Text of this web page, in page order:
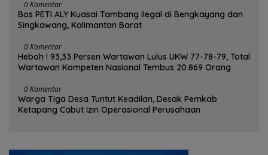
0 Komentar
Bos PETI ALY Kuasai Tambang Ilegal di Bengkayang dan
Singkawang, Kalimantan Barat
0 Komentar
Heboh ! 93,33 Persen Wartawan Lulus UKW 77-78-79, Total
Wartawan Kompeten Nasional Tembus 20.869 Orang
0 Komentar
Warga Tiga Desa Tuntut Keadilan, Desak Pemkab
Ketapang Cabut Izin Operasional Perusahaan